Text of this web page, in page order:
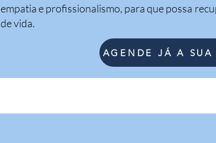
empatia e profissionalismo, para que possa
de vida.
AGENDE JÁ A SUA